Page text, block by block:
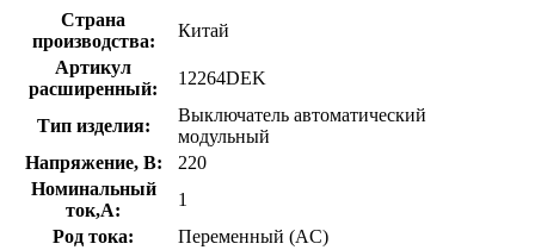
Страна
производства:
Китай
Артикул
расширенный:
12264DEK
Тип изделия:
Выключатель автоматический
модульный
Напряжение, В:
220
Номинальный
ток,А:
1
Род тока:
Переменный (AC)